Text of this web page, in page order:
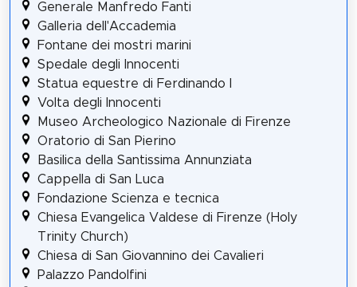
Generale Manfredo Fanti
Galleria dell'Accademia
Fontane dei mostri marini
Spedale degli Innocenti
Statua equestre di Ferdinando I
Volta degli Innocenti
Museo Archeologico Nazionale di Firenze
Oratorio di San Pierino
Basilica della Santissima Annunziata
Cappella di San Luca
Fondazione Scienza e tecnica
Chiesa Evangelica Valdese di Firenze (Holy
Trinity Church)
Chiesa di San Giovannino dei Cavalieri
Palazzo Pandolfini